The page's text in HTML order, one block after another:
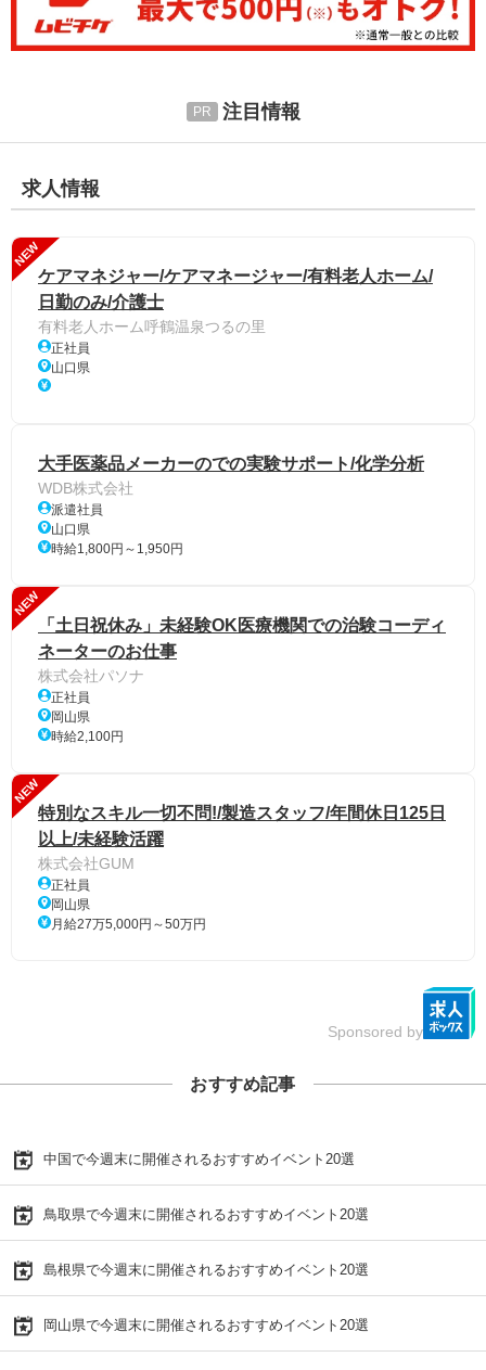
注目情報
求人情報
NEW
ケアマネジャー/ケアマネージャー/有料老人ホーム/
日勤のみ/介護士
有料老人ホーム呼鶴温泉つるの里
正社員
山口県
大手医薬品メーカーのでの実験サポート/化学分析
WDB株式会社
派遣社員
山口県
時給1,800円～1,950円
NEW
「土日祝休み」未経験OK医療機関での治験コーディ
ネーターのお仕事
株式会社パソナ
正社員
岡山県
時給2,100円
NEW
特別なスキル一切不問!/製造スタッフ/年間休日125日
以上/未経験活躍
株式会社GUM
正社員
岡山県
月給27万5,000円～50万円
Sponsored by
おすすめ記事
中国で今週末に開催されるおすすめイベント20選
鳥取県で今週末に開催されるおすすめイベント20選
島根県で今週末に開催されるおすすめイベント20選
岡山県で今週末に開催されるおすすめイベント20選